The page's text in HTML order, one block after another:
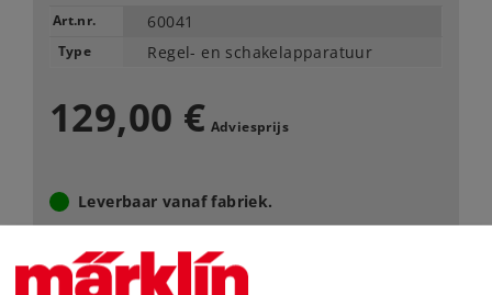
Art.nr. 60041
Type Regel- en schakelapparatuur
129,00 € Adviesprijs
Leverbaar vanaf fabriek.
Webwinkel